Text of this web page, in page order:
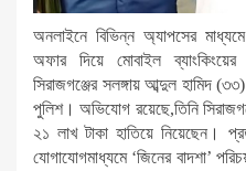
অনলাইনে বিভিন্ন অ্যাপসের
অফার দিয়ে মোবাইল
সিরাজগঞ্জের সলঙ্গায় আব্দুল হামিদ
পুলিশ। অভিযোগ রয়েছে,তিনি
২১ লাখ টাকা হাতিয়ে নিয়েছেন।
যোগাযোগমাধ্যমে ‘জিনের বাদশা’